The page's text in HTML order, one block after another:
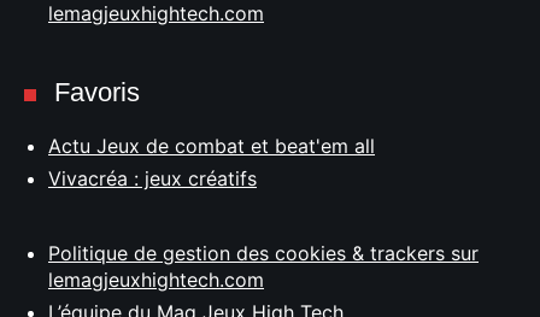
lemagjeuxhightech.com
Favoris
Actu Jeux de combat et beat'em all
Vivacréa : jeux créatifs
Politique de gestion des cookies & trackers sur
lemagjeuxhightech.com
L’équipe du Mag Jeux High Tech